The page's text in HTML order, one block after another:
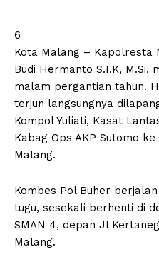
6
Kota Malang – Kapolresta
Budi Hermanto S.I.K, M.Si,
malam pergantian tahun.
terjun langsungnya
Kompol Yuliati, Kasat
Kabag Ops AKP Sutomo
Malang.
Kombes Pol Buher
tugu, sesekali berhenti di
SMAN 4, depan Jl
Malang.